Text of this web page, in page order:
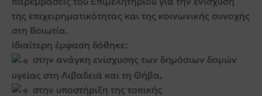
της επιχειρηματικότητας και της κοινωνικής συνοχής
στη Βοιωτία.
Ιδιαίτερη έμφαση δόθηκε:
στην ανάγκη ενίσχυσης των δημόσιων δομών
υγείας στη Λιβαδειά και τη Θήβα,
στην υποστήριξη της τοπικής